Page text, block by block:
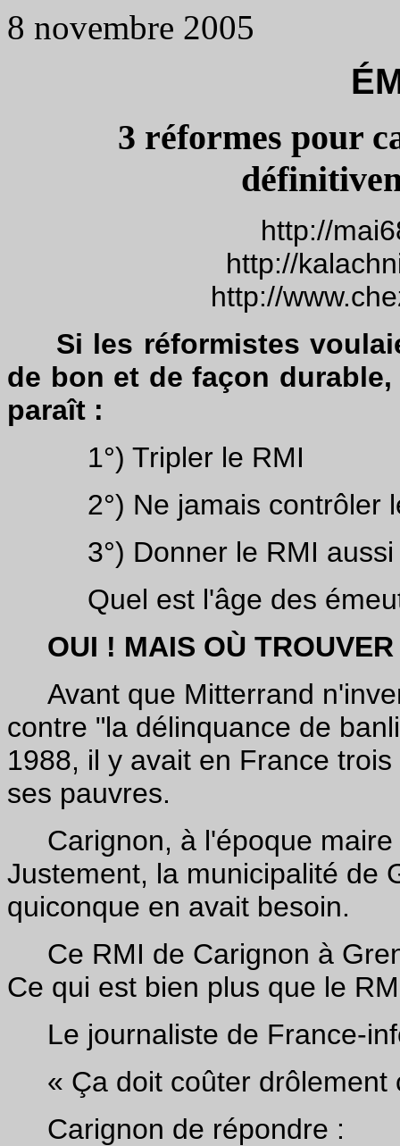
8 novembre 2005
3 réformes pour
http://
http://
http://
Si les réformistes
de bon et de façon
paraît :
1°) Tripler le RMI
2°) Ne jamais contrôler
3°) Donner le RMI aussi
Quel est l'âge des
OUI ! MAIS OÙ
Avant que Mitterrand
contre "la délinquance de
1988, il y avait en France
ses pauvres.
Carignon, à l'époque maire
Justement, la municipalité de
quiconque en avait besoin.
Ce RMI de Carignon à
Ce qui est bien plus que le
Le journaliste de France-
« Ça doit coûter drôlement
Carignon de répondre :